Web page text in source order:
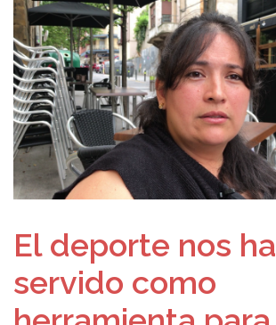
El deporte nos ha
servido como